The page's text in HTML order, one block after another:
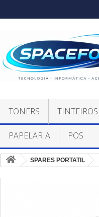
TONERS TINTEIROS
PAPELARIA POS
SPARES PORTATIL